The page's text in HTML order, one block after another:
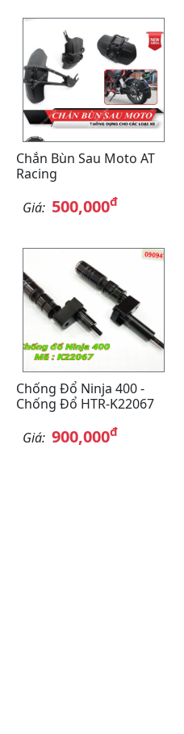
Chắn Bùn Sau Moto AT
Racing
Giá: 500,000đ
Chống Đổ Ninja 400 -
Chống Đổ HTR-K22067
Giá: 900,000đ